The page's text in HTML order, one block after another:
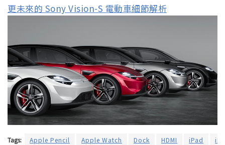
更未來的 Sony Vision-S 電動車細節解析
Tags: Apple Pencil Apple Watch Dock HDMI iPad